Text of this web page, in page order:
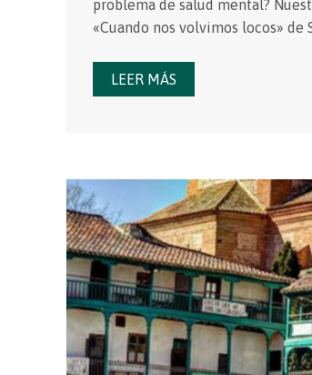
problema de salud mental?
«Cuando nos volvimos locos» de
LEER MÁS